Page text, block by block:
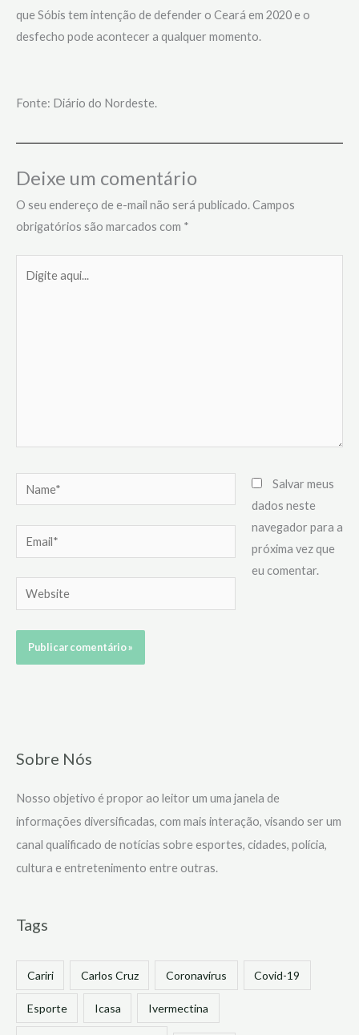
que Sóbis tem intenção de defender o Ceará em 2020 e o
desfecho pode acontecer a qualquer momento.
Fonte: Diário do Nordeste.
Deixe um comentário
O seu endereço de e-mail não será publicado.Campos
obrigatórios são marcados com *
aqui...
Name*
Email*
Website
Salvar meus
dados neste
navegador para a
próxima vez que
eu comentar.
Sobre Nós
Nosso objetivo é propor ao leitor um uma janela de
informações diversificadas, com mais interação, visando ser um
canal qualificado de notícias sobre esportes, cidades, polícia,
cultura e entretenimento entre outras.
Tags
Cariri Carlos Cruz Coronavírus Covid-19
Esporte Icasa Ivermectina